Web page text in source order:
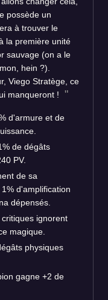
possède un
à trouver le
la première unité
sauvage (on a le
hein ?).
Viego Stratège, ce
manqueront !
d'armure et de
de dégâts
PV.
de sa
d'amplification
dépensés.
ignorent
magique.
physiques
gagne +2 de